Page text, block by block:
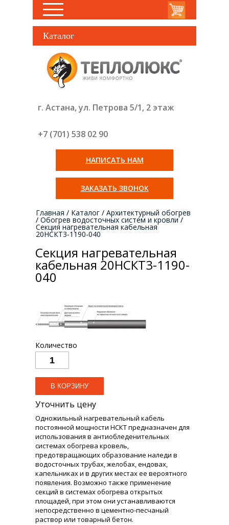
Каталог
г. Астана, ул. Петрова 5/1, 2 этаж
+7 (701) 538 02 90
НАПИСАТЬ НАМ
ЗАКАЗАТЬ ЗВОНОК
Главная / Каталог / Архитектурный обогрев
/ Обогрев водосточных систем и кровли /
Секция нагревательная кабельная
20НСКТ3-1190-040
Секция нагревательная
кабельная 20НСКТ3-1190-
040
Количество
Уточнить цену
Одножильный нагревательный кабель
постоянной мощности НСКТ предназначен для
использования в антиобледенительных
системах обогрева кровель,
предотвращающих образование наледи в
водосточных трубах, желобах, ендовах,
капельниках и в других местах ее вероятного
появления. Возможно также применение
секций в системах обогрева открытых
площадей, при этом они устанавливаются
непосредственно в цементно-песчаный
раствор или товарный бетон.